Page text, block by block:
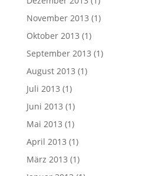
November 2013 (1)
Oktober 2013 (1)
September 2013 (1)
August 2013 (1)
Juli 2013 (1)
Juni 2013 (1)
Mai 2013 (1)
April 2013 (1)
März 2013 (1)